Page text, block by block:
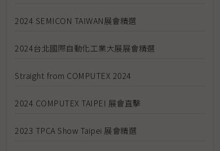
2024 SEMICON TAIWAN展會精選
2024台北國際自動化工業大展展會精選
Straight from COMPUTEX 2024
2024 COMPUTEX TAIPEI 展會直擊
2023 TPCA Show Taipei 展會精選